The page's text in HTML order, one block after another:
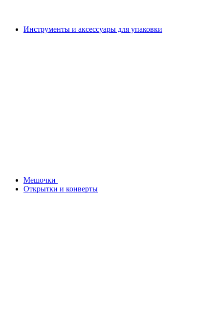
Инструменты и аксессуары для упаковки
Мешочки
Открытки и конверты